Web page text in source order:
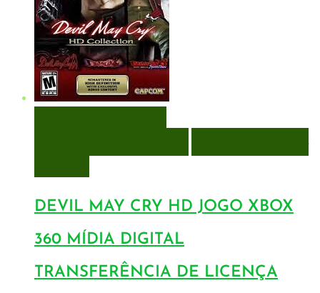
DEVIL MAY CRY HD JOGO XBOX
360 MÍDIA DIGITAL
TRANSFERÊNCIA DE LICENÇA